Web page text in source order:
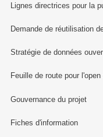
Lignes directrices pour la
Demande de réutilisation
Stratégie de données
Feuille de route pour l'open
Gouvernance du projet
Fiches d'information